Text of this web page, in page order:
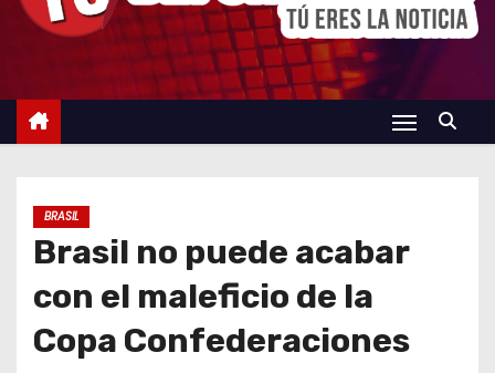
n
BRASIL
Brasil no puede acabar
con el maleficio de la
Copa Confederaciones